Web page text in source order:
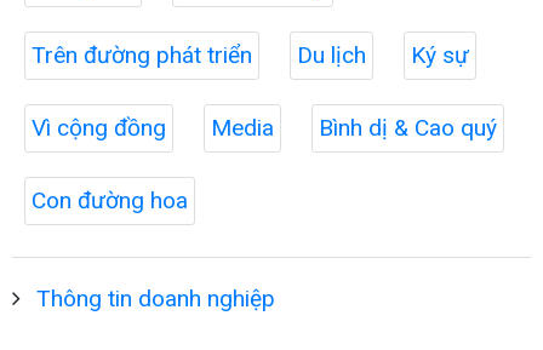
Trên đường phát triển Du lịch Ký sự
Vì cộng đồng Media Bình dị & Cao quý
Con đường hoa
Thông tin doanh nghiệp